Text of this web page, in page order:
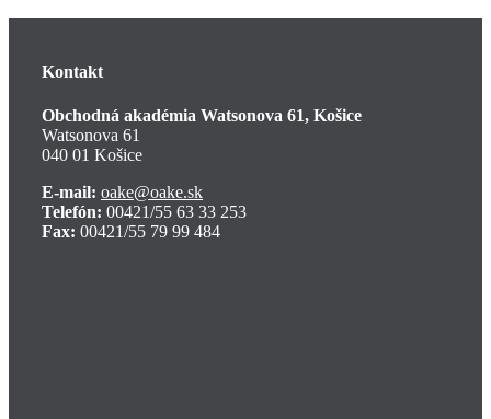
Kontakt
Obchodná akadémia Watsonova 61, Košice
Watsonova 61
040 01 Košice
E-mail: oake@oake.sk
Telefón: 00421/55 63 33 253
Fax: 00421/55 79 99 484